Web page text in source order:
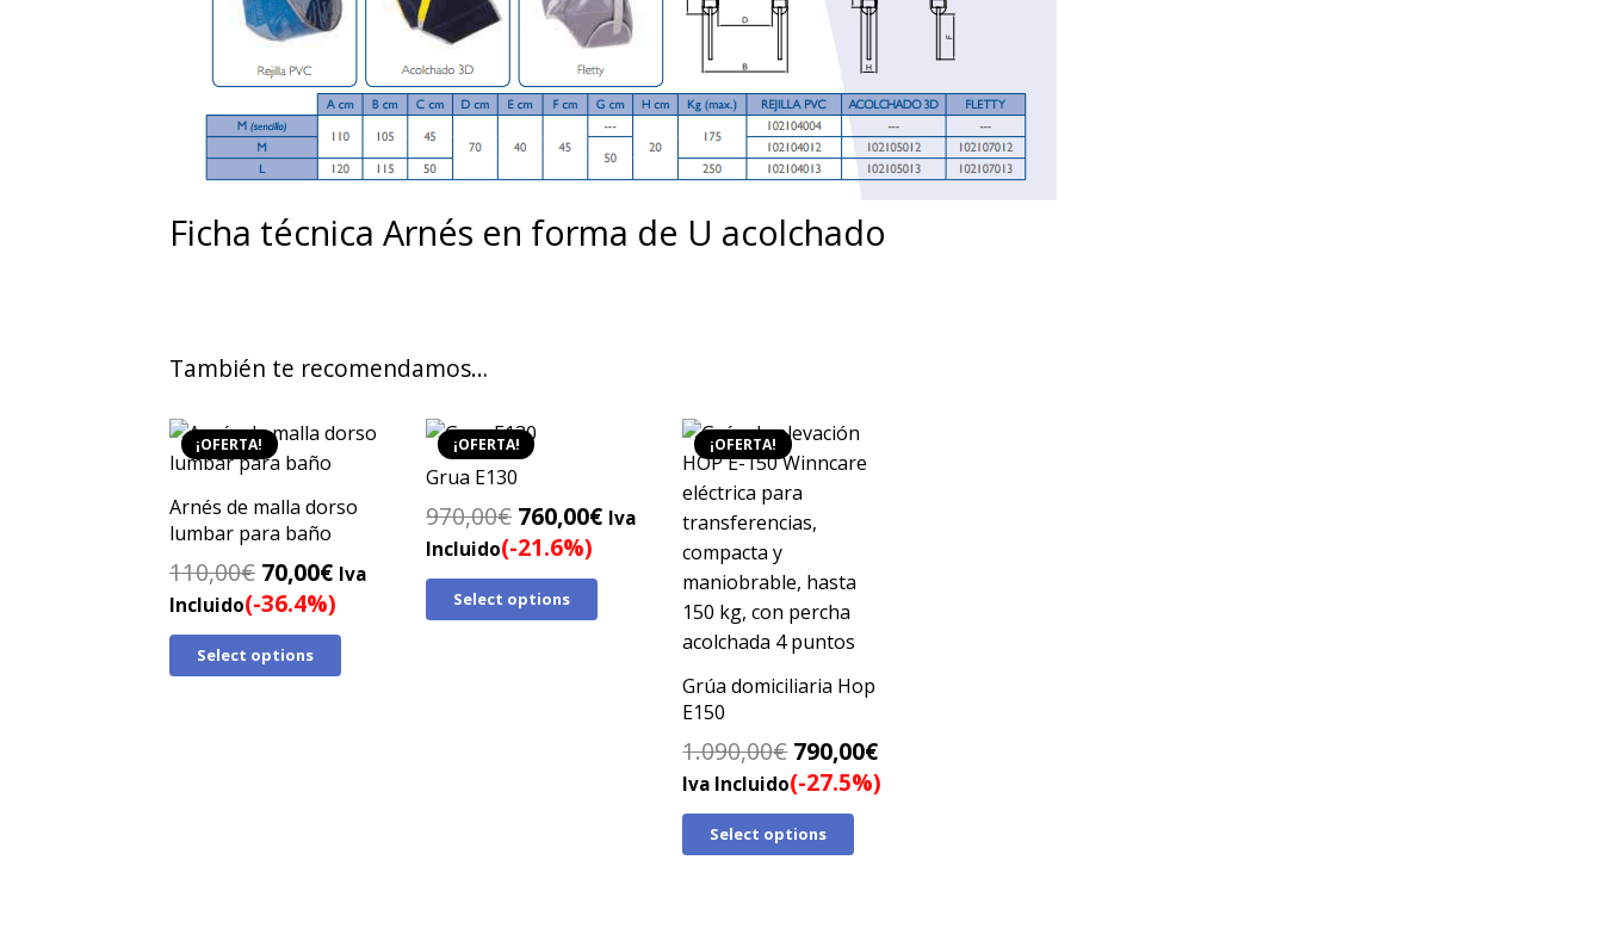
Ficha técnica Arnés en forma de U acolchado
También te recomendamos…
¡OFERTA!
Arnés de malla dorso
lumbar para baño
110,00€ El
precio
original
era:
70,00€El
precio
actual
Iva
Incluido(-36.4%)
Select options
¡OFERTA!
Grua E130
970,00€ El
precio
original
era:
760,00€El
760,00€.
Iva
Incluido(-21.6%)
Select options
¡OFERTA!
Grúa domiciliaria Hop
E150
1.090,00€ El
precio
original
era:
790,00€El
precio
Iva Incluido(-27.5%)
Select options